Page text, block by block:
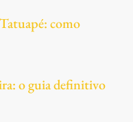
como
o guia definitivo